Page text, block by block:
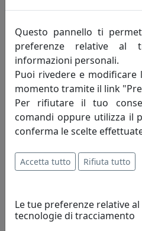
PLAFONIERA COLLEZIONE
Ferroluce
Questo pannello ti
preferenze relative al
informazioni personali.
Puoi rivedere e modificare
momento tramite il link
Per rifiutare il tuo
comandi oppure utilizza il
conferma le scelte
Accetta tutto Rifiuta tutto
Le tue preferenze relative
tecnologie di tracciamento